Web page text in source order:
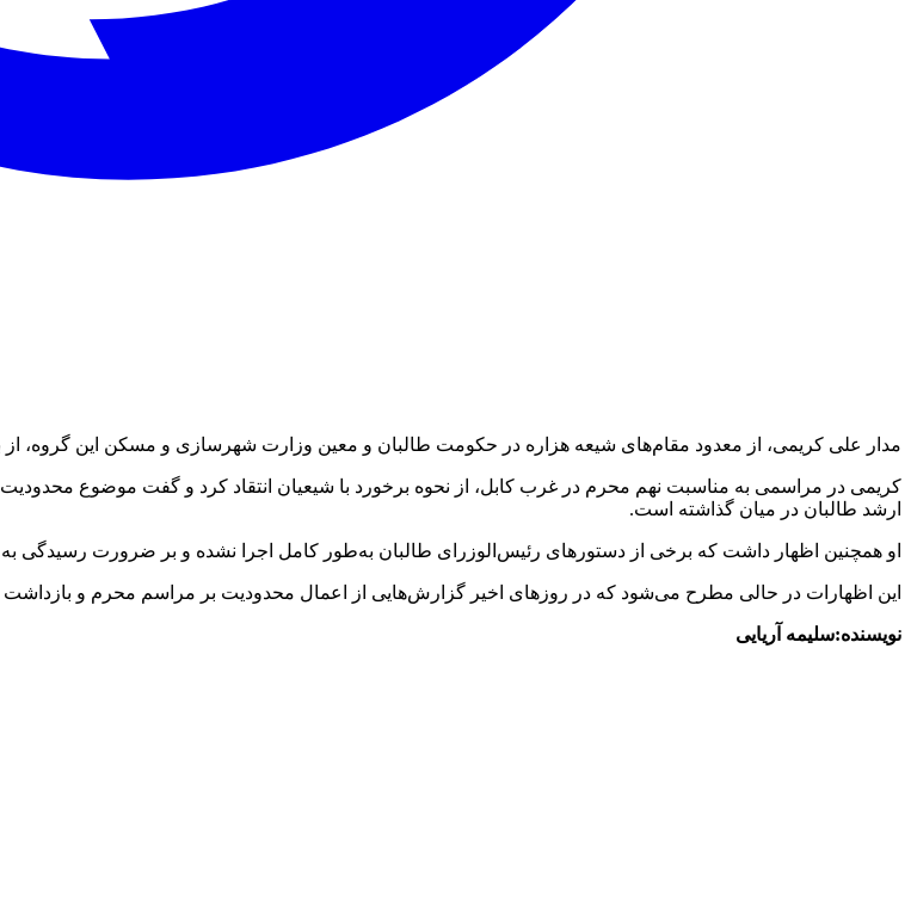
مدار علی کریمی، از معدود مقام‌های شیعه هزاره در حکومت طالبان و معین وزارت شهرسازی و مسکن این گروه، از
کریمی در مراسمی به مناسبت نهم محرم در غرب کابل، از نحوه برخورد با شیعیان انتقاد کرد و گفت موضوع
ارشد طالبان در میان گذاشته است.
او همچنین اظهار داشت که برخی از دستورهای رئیس‌الوزرای طالبان به‌طور کامل اجرا نشده و بر ضرورت رسیدگی به
این اظهارات در حالی مطرح می‌شود که در روزهای اخیر گزارش‌هایی از اعمال محدودیت بر مراسم محرم و
نویسنده:سلیمه آریایی